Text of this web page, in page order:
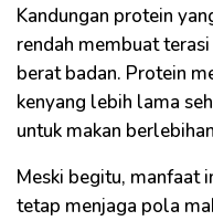
Kandungan protein
rendah membuat
berat badan. Protein
kenyang lebih lama
untuk makan
Meski begitu, manfaat
tetap menjaga pola